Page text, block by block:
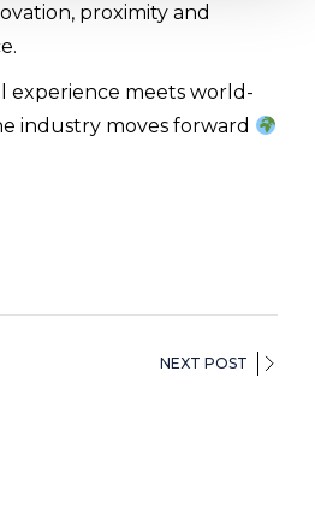
proximity and
experience meets world-
industry moves forward
NEXT POST